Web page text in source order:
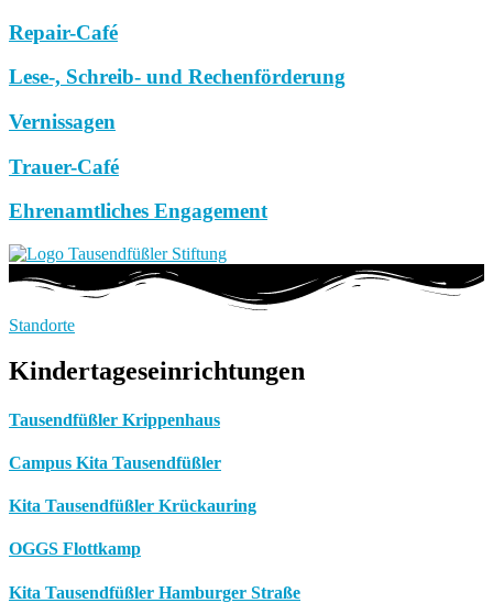
Repair-Café
Lese-, Schreib- und Rechenförderung
Vernissagen
Trauer-Café
Ehrenamtliches Engagement
Standorte
Kindertageseinrichtungen
Tausendfüßler Krippenhaus
Campus Kita Tausendfüßler
Kita Tausendfüßler Krückauring
OGGS Flottkamp
Kita Tausendfüßler Hamburger Straße